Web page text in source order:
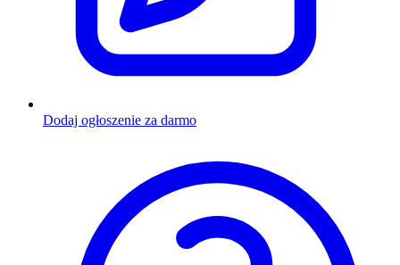
Dodaj ogłoszenie za darmo